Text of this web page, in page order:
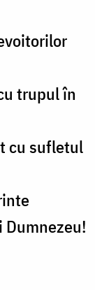
trupul în
cu sufletul